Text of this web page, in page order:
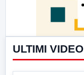
ULTIMI VIDEO